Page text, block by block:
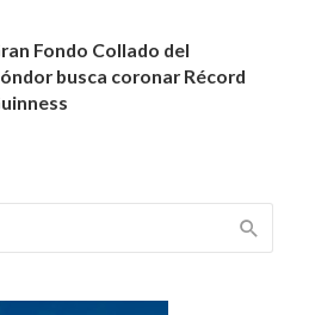
Fondo Collado del
busca coronar Récord